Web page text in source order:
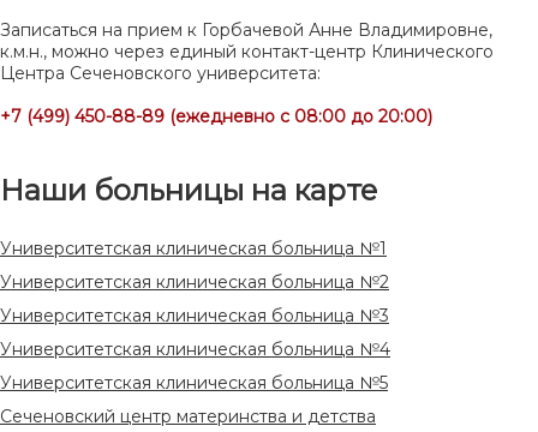
Записаться на прием к Горбачевой Анне Владимировне,
к.м.н., можно через единый контакт-центр Клинического
Центра Сеченовского университета:
+7 (499) 450-88-89 (ежедневно с 08:00 до 20:00)
Наши больницы на карте
Университетская клиническая больница №1
Университетская клиническая больница №2
Университетская клиническая больница №3
Университетская клиническая больница №4
Университетская клиническая больница №5
Сеченовский центр материнства и детства